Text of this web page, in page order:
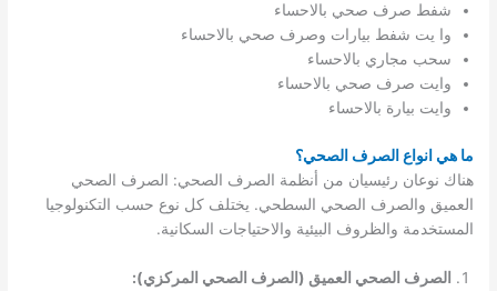
شفط صرف صحي بالاحساء
وا يت شفط بيارات وصرف صحي بالاحساء
سحب مجاري بالاحساء
وايت صرف صحي بالاحساء
وايت بيارة بالاحساء
ما هي انواع الصرف الصحي؟
هناك نوعان رئيسيان من أنظمة الصرف الصحي: الصرف الصحي
العميق والصرف الصحي السطحي. يختلف كل نوع حسب التكنولوجيا
المستخدمة والظروف البيئية والاحتياجات السكانية.
الصرف الصحي العميق (الصرف الصحي المركزي):